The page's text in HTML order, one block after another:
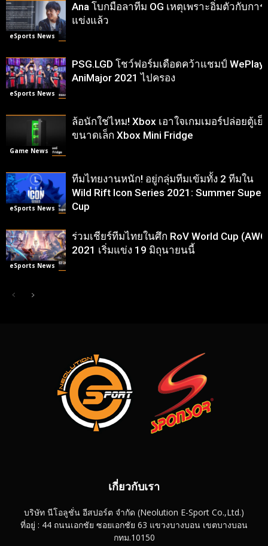
eSports News
Ana โบกมือลาทีม OG เหตุเพราะอิ่มตัวกับการ
แข่งแล้ว
eSports News
PSG.LGD โชว์ฟอร์มเดือดคว้าแชมป์ WePlay
AniMajor 2021 ไปครอง
Game News
ล้อนักใช่ไหม! Xbox เอาใจเกมเมอร์ปล่อยตู้เย็
ขนาดเล็ก Xbox Mini Fridge
eSports News
ทีมไทยงานหนัก! อยู่กลุ่มทีมเข้มทั้ง 2 ทีมใน
Wild Rift Icon Series 2021: Summer Super
Cup
eSports News
ร่วมเชียร์ทีมไทยในศึก RoV World Cup
2021 เริ่มแข่ง 19 มิถุนายนนี้
เกี่ยวกับเรา
บริษัท นีโอลูชั่น อีสปอร์ต จำกัด (Neolution E-Sport Co.,Ltd.)
ที่อยู่ : 44 ถนนเอกชัย ซอยเอกชัย 63 แขวงบางบอน เขตบางบอน
กทม.10150